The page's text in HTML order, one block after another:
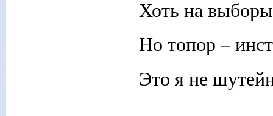
Хоть на
Но топор –
Это я не